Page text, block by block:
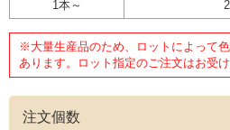
1本～
※大量生産品のため、ロットによって
あります。ロット指定のご注文はお受
注文個数